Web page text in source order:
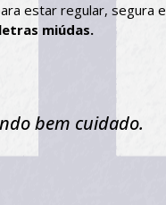
estar regular, segura e
miúdas.
bem cuidado.